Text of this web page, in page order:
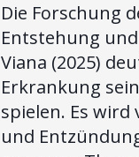
Die Forschung
Entstehung
Viana (2025)
Erkrankung
spielen. Es
und